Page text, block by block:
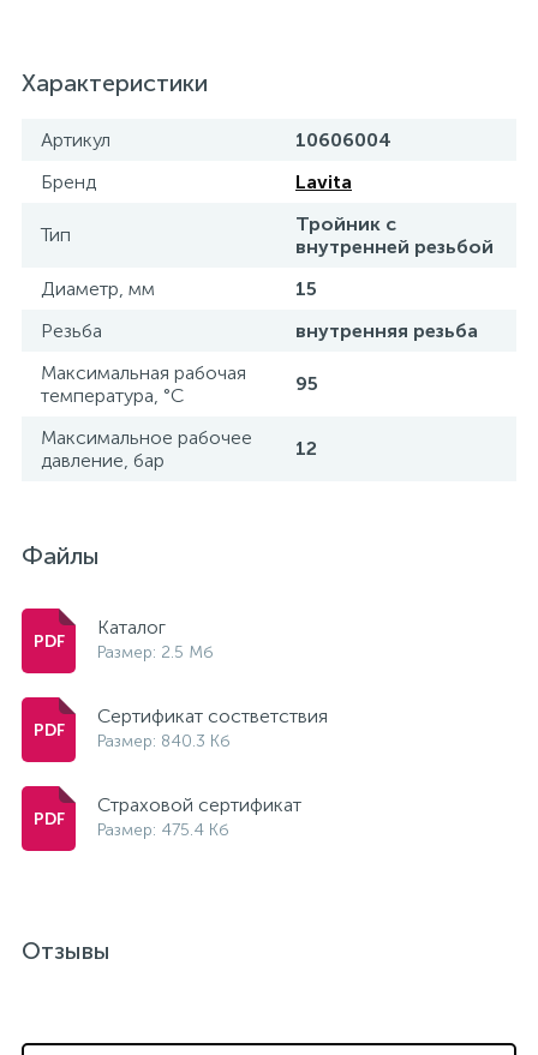
Характеристики
Артикул
10606004
Бренд
Lavita
Тип
Тройник с
внутренней резьбой
Диаметр, мм
15
Резьба
внутренняя резьба
Максимальная рабочая
температура, °С
95
Максимальное рабочее
давление, бар
12
Файлы
Каталог
Размер: 2.5 Мб
Сертификат состветствия
Размер: 840.3 Кб
Страховой сертификат
Размер: 475.4 Кб
Отзывы